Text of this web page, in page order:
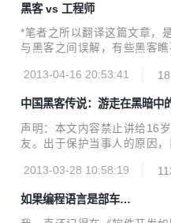
are server或workstation。
研究，不久又在VMware
行安装和配置基础设备。通
料。对于实...
黑客 vs 工程师
*笔者之所以翻译这篇文章，
与黑客之间误解，有些黑客
是软件测试阶段的一个测试
优秀的黑客却未必是优秀的
相互了解、学习之处，读过
创业有新的认识和了解。 看
将生活的细微之处看地异常
2013-04-16 20:53:41 18
中国黑客传说：游走在黑暗中
声明：本文内容禁止讲给16
友。出于保护当事人的原因
实性负责。本文禁止任何媒
谁，也请不要试图寻找他，
烦。如果你竟然强大到能够
2013-03-28 10:58:19
如果编程语言是部车…